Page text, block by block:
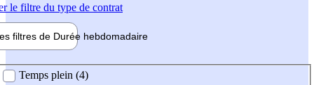
le filtre du type de contrat
filtres de Durée hebdomadaire
Temps plein (4)